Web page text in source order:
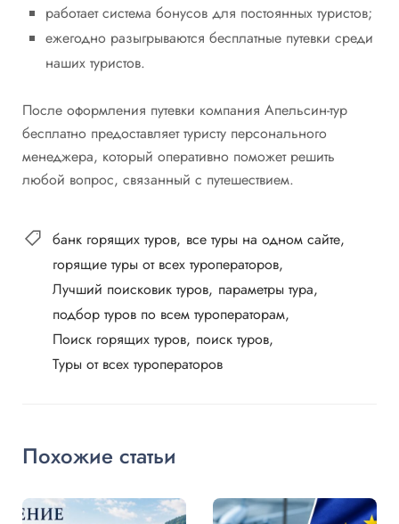
работает система бонусов для постоянных туристов;
ежегодно разыгрываются бесплатные путевки среди
наших туристов.
После оформления путевки компания Апельсин-тур
бесплатно предоставляет туристу персонального
менеджера, который оперативно поможет решить
любой вопрос, связанный с путешествием.
банк горящих туров все туры на одном сайте
горящие туры от всех туроператоров
Лучший поисковик туров параметры тура
подбор туров по всем туроператорам
Поиск горящих туров поиск туров
Туры от всех туроператоров
Похожие статьи